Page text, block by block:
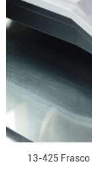
13-425